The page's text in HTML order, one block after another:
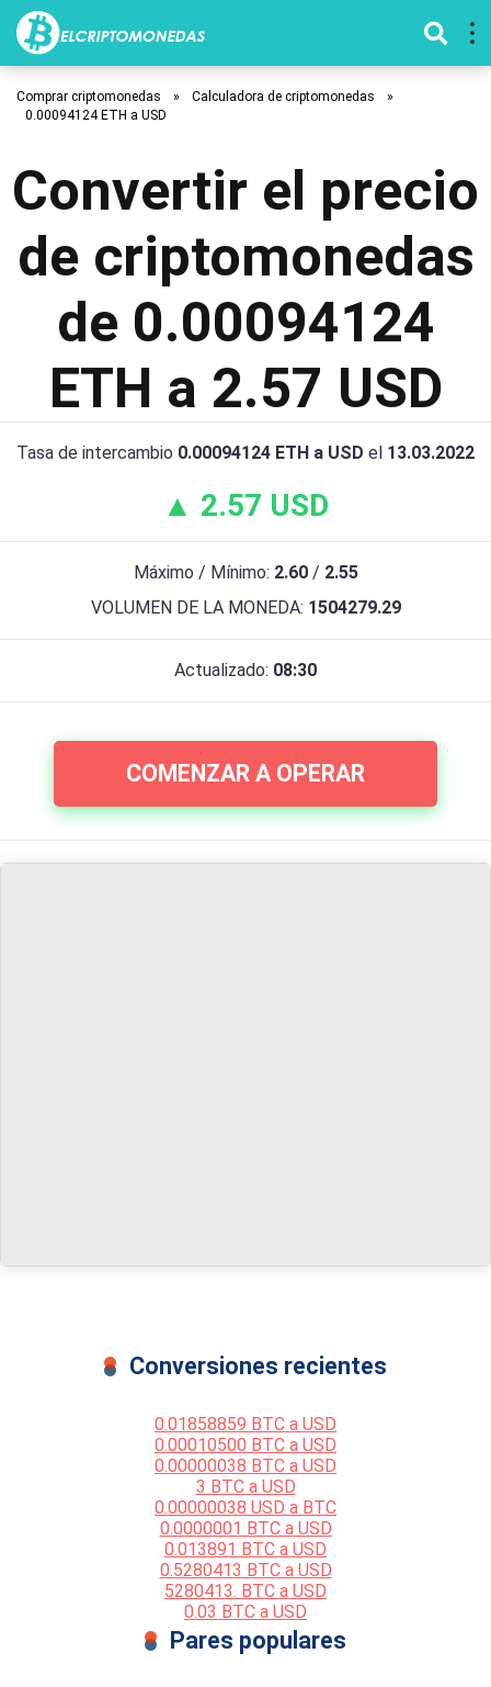
Comprar criptomonedas » Calculadora de criptomonedas
»
0.00094124 ETH a USD
Convertir el precio
de criptomonedas
de 0.00094124
ETH a 2.57 USD
Tasa de intercambio 0.00094124 ETH a USD el 13.03.2022
▲ 2.57 USD
Máximo / Mínimo: 2.60/ 2.55
VOLUMEN DE LA MONEDA: 1504279.29
Actualizado: 08:30
COMENZAR A OPERAR
Conversiones recientes
0.01858859 BTC a USD
0.00010500 BTC a USD
0.00000038 BTC a USD
3 BTC a USD
0.00000038 USD a BTC
0.0000001 BTC a USD
0.013891 BTC a USD
0.5280413 BTC a USD
5280413. BTC a USD
0.03 BTC a USD
Pares populares